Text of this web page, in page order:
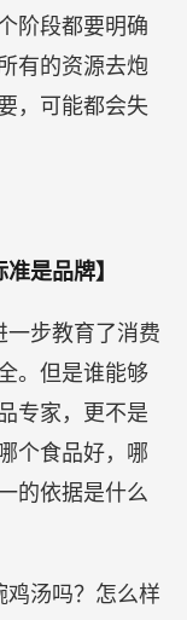
阶段都要明确
有的资源去炮
，可能都会失
是品牌】
一步教育了消费
。但是谁能够
专家，更不是
个食品好，哪
的依据是什么
鸡汤吗？怎么样